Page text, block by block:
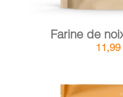
Farine de
11,99